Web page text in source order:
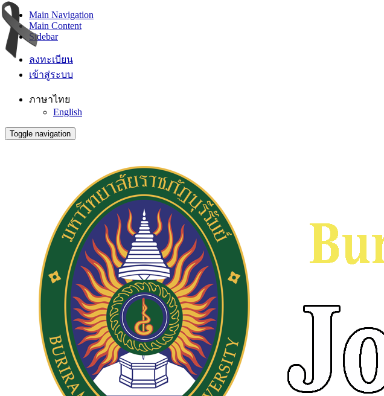
Main Navigation
Main Content
Sidebar
ลงทะเบียน
เข้าสู่ระบบ
ภาษาไทย
English
Toggle navigation